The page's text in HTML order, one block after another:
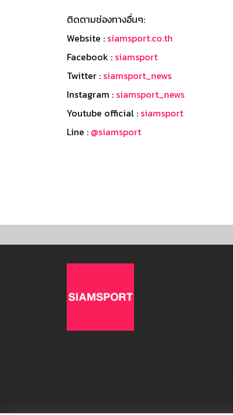
ติดตามช่องทางอื่นๆ:
Website : siamsport.co.th
Facebook : siamsport
Twitter : siamsport_news
Instagram : siamsport_news
Youtube official : siamsport
Line : @siamsport